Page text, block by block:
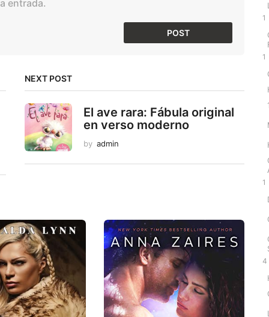
entrada.
NEXT POST
El ave rara: Fábula original
en verso moderno
by admin
1
1
1
4